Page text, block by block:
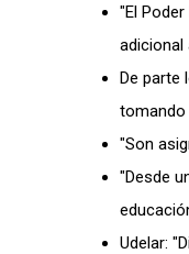
"El
adicional
De parte
tomando
"Son
"Desde
Udelar: